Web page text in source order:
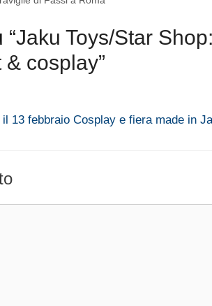
“Jaku Toys/Star
cosplay”
13 febbraio Cosplay e fiera made in